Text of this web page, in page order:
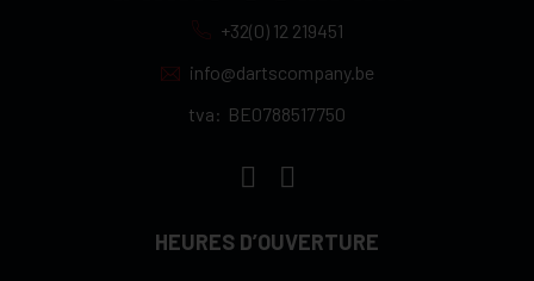
+32(0) 12 219451
info@dartscompany.be
tva: BE0788517750
HEURES D’OUVERTURE